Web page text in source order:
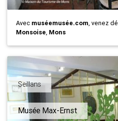
Avec muséemusée.com, venez
Monsoise, Mons
Seillans
Musée Max-Ernst